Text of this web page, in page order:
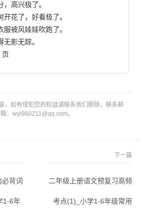
，高兴极了。
开花了，好看极了。
服被风娃娃吹跑了。
无影无踪。
共 24 页
，如有侵犯您的权益请联系我们删除，联系邮
箱：wyl860211@qq.com。
背词
1-6年
下一篇
二年级上册语文预复习高频
考点(1)_小学1-6年级常用